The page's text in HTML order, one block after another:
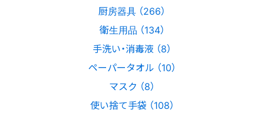
厨房器具 （266）
衛生用品 （134）
手洗い・消毒液 （8）
ペーパータオル （10）
マスク （8）
使い捨て手袋 （108）